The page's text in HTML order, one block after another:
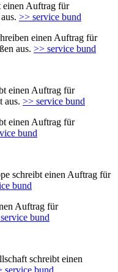
einen Auftrag für
>> service bund
einen Auftrag für
aus. >> service bund
einen Auftrag für
aus. >> service bund
einen Auftrag für
bund
schreibt einen Auftrag für
bund
Auftrag für
bund
schreibt einen